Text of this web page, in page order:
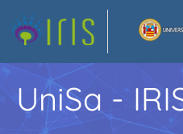
UniSa -